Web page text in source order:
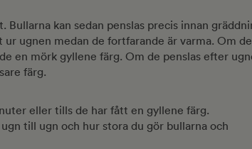
Bullarna kan sedan penslas precis innan
ugnen medan de fortfarande är varma. Om de
en mörk gyllene färg. Om de penslas efter
färg.
eller tills de har fått en gyllene färg.
till ugn och hur stora du gör bullarna och